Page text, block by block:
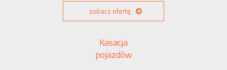
zobacz ofertę
Kasacja
pojazdów